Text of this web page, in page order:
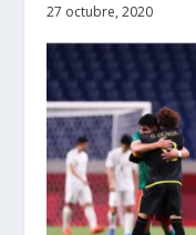
27 octubre, 2020